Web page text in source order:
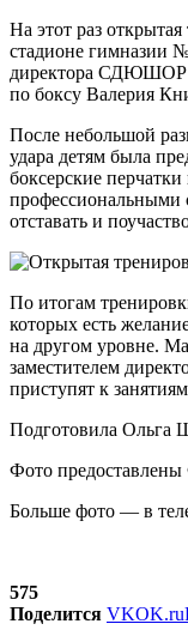
На этот раз
стадионе гимназии
директора СДЮШОР
по боксу Валерия
После небольшой
удара детям была
боксерские
профессиональными
отставать и
По итогам
которых есть
на другом уровне.
заместителем
приступят к
Подготовила
Фото
Больше фото — в
575
Поделится VKOK.ru